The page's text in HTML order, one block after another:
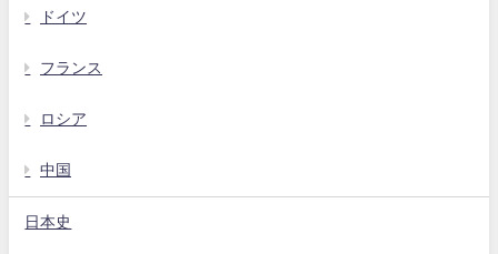
ドイツ
フランス
ロシア
中国
日本史